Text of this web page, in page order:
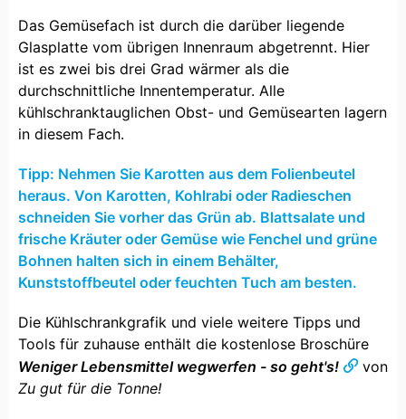
Das Gemüsefach ist durch die darüber liegende
Glasplatte vom übrigen Innenraum abgetrennt. Hier
ist es zwei bis drei Grad wärmer als die
durchschnittliche Innentemperatur. Alle
kühlschranktauglichen Obst- und Gemüsearten lagern
in diesem Fach.
Tipp: Nehmen Sie Karotten aus dem Folienbeutel
heraus. Von Karotten, Kohlrabi oder Radieschen
schneiden Sie vorher das Grün ab. Blattsalate und
frische Kräuter oder Gemüse wie Fenchel und grüne
Bohnen halten sich in einem Behälter,
Kunststoffbeutel oder feuchten Tuch am besten.
Die Kühlschrankgrafik und viele weitere Tipps und
Tools für zuhause enthält die kostenlose Broschüre
Weniger Lebensmittel wegwerfen - so geht's!
von
Zu gut für die Tonne!